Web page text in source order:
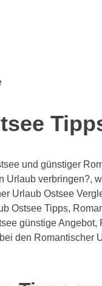
und günstiger
Urlaub verbringen?,
Urlaub Ostsee
Ostsee Tipps,
günstige Angebot,
den Romantischer